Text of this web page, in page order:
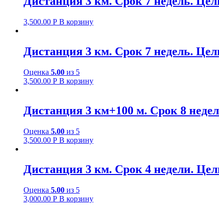
3,500.00 Р В корзину
Дистанция 3 км. Срок 7 недель.
Оценка 5.00 из 5
3,500.00 Р В корзину
Дистанция 3 км+100 м. Срок 8
Оценка 5.00 из 5
3,500.00 Р В корзину
Дистанция 3 км. Срок 4 недели.
Оценка 5.00 из 5
3,000.00 Р В корзину